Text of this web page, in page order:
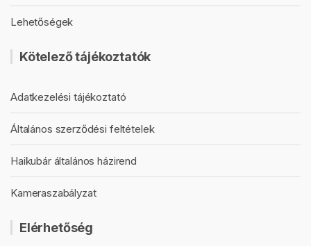
Lehetőségek
Kötelező tájékoztatók
Adatkezelési tájékoztató
Általános szerződési feltételek
Haikubár általános házirend
Kameraszabályzat
Elérhetőség